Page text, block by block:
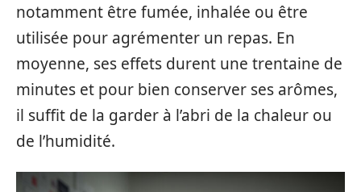
notamment être fumée, inhalée ou être
utilisée pour agrémenter un repas. En
moyenne, ses effets durent une trentaine de
minutes et pour bien conserver ses arômes,
il suffit de la garder à l’abri de la chaleur ou
de l’humidité.